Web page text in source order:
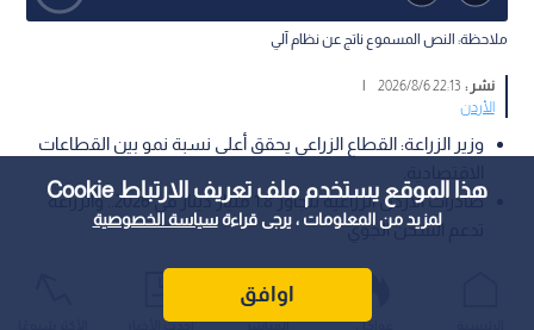
هذا الموقع يستخدم ملف تعريف الارتباط Cookie
لمزيد من المعلومات ، يرجى قراءةسياسة الخصوصية
اوافق
ملاحظة: النص المسموع ناتج عن نظام آلي
نشر :22:13 2026/8/6
الأردن
وزير الزراعة: القطاع الزراعي يحقق أعلى نسبة نمو بين القطاعات
صادرات الأردن الزراعية تتجاوز 1.8 مليار دينار في 2026.. والزراعة
تدعم الشحن الجوي
أكد وزير الزراعة الدكتور صائب خريسات أن المزارع الأردني يشكل
ركيزة أساسية من ركائز الأمن الغذائي، مشيرا إلى أن القطاع الزراعي
عواجل المباشر أحدث الأخبار